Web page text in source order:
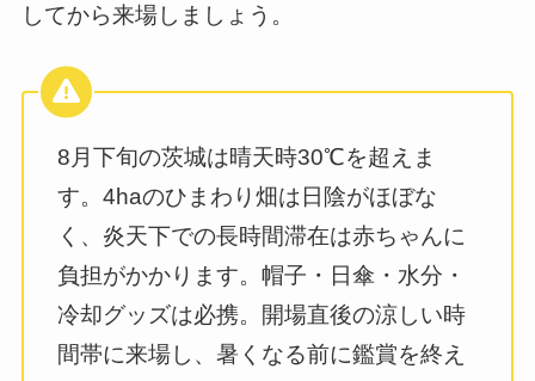
してから来場しましょう。
8月下旬の茨城は晴天時30℃を超えま
す。4haのひまわり畑は日陰がほぼな
く、炎天下での長時間滞在は赤ちゃんに
負担がかかります。帽子・日傘・水分・
冷却グッズは必携。開場直後の涼しい時
間帯に来場し、暑くなる前に鑑賞を終え